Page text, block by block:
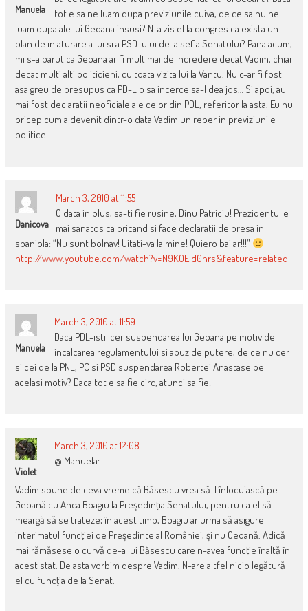
Manuela
tot e sa ne luam dupa previziunile cuiva, de ce sa nu ne
luam dupa ale lui Geoana insusi? N-a zis el la congres ca exista un
plan de inlaturare a lui si a PSD-ului de la sefia Senatului? Pana acum,
mi s-a parut ca Geoana ar fi mult mai de incredere decat Vadim, chiar
decat multi alti politicieni, cu toata vizita lui la Vantu. Nu c-ar fi fost
asa greu de presupus ca PD-L o sa incerce sa-l dea jos… Si apoi, au
mai fost declaratii neoficiale ale celor din PDL, referitor la asta. Eu nu
pricep cum a devenit dintr-o data Vadim un reper in previziunile
politice…
Danicova
March 3, 2010 at 11:55
O data in plus, sa-ti fie rusine, Dinu Patriciu! Prezidentul e
mai sanatos ca oricand si face declaratii de presa in
spaniola: “Nu sunt bolnav! Uitati-va la mine! Quiero bailar!!!”
http://www.youtube.com/watch?v=N9KOEld0hrs&feature=related
Manuela
March 3, 2010 at 11:59
Daca PDL-istii cer suspendarea lui Geoana pe motiv de
incalcarea regulamentului si abuz de putere, de ce nu cer
si cei de la PNL, PC si PSD suspendarea Robertei Anastase pe
acelasi motiv? Daca tot e sa fie circ, atunci sa fie!
Violet
March 3, 2010 at 12:08
@ Manuela:
Vadim spune de ceva vreme că Băsescu vrea să-l înlocuiască pe
Geoană cu Anca Boagiu la Preşedinţia Senatului, pentru ca el să
meargă să se trateze; în acest timp, Boagiu ar urma să asigure
interimatul funcţiei de Preşedinte al României, şi nu Geoană. Adică
mai rămăsese o curvă de-a lui Băsescu care n-avea funcţie înaltă în
acest stat. De asta vorbim despre Vadim. N-are altfel nicio legătură
el cu funcţia de la Senat.